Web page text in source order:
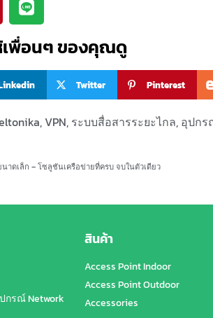
เพื่อนๆ ของคุณดู
Twitter Pinterest
, VPN, ระบบสื่อสารระยะไกล, อุปกร
นาดเล็ก – โซลูชันเครือข่ายที่ครบ จบในตัวเดียว
กรณ์ Network
สินค้า
Access Point Indoor
Access Point Outdoor
Accessories